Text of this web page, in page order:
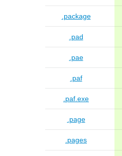
.package
.pad
.pae
.paf
.paf.exe
.page
.pages